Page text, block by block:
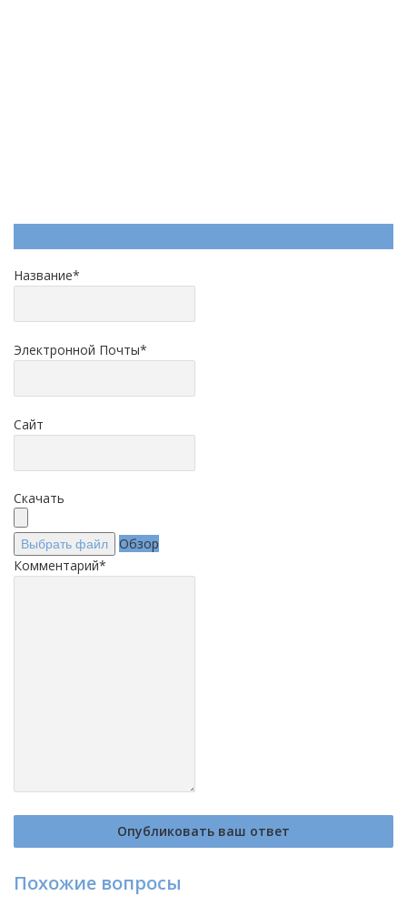
Название*
Электронной Почты*
Сайт
Скачать
Выбрать файл
Обзор
Комментарий*
Похожие вопросы